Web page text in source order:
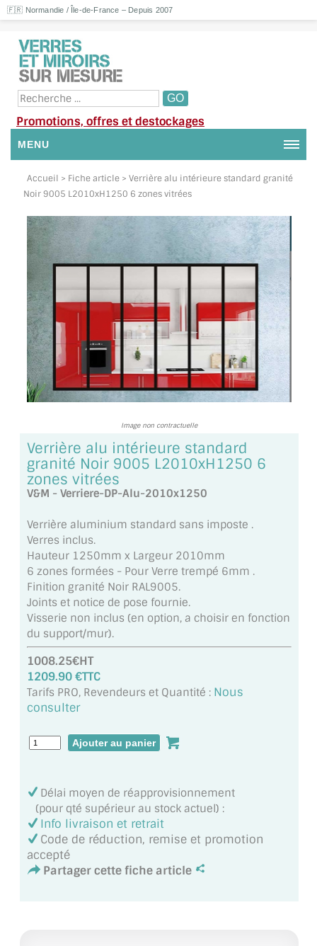
🇫🇷 Normandie / Île-de-France – Depuis 2007
Promotions, offres et destockages
MENU
NOUS CONTACTER
DEMANDE DE DEVIS
SUIVI DE DEVIS
SUIVI DE COMMANDE
TOUS LES TARIFS AU M2
GUIDE : CHOIX PAR UTILISATION
INSPIRATIONS ET NOUVEAUTÉS
AMBIANCE LAITON BROSSÉ
MIROIRS VIEILLIS AMBIANCE BRASSERIE
MIROIR SUR MESURE
MIROIR VIEILLI
MIROIR DÉCORATIF DE COULEUR
LOTS DE MIROIRS EN MOZAÏQUE
MIROIR POUR PORTE
MIROIR DE SALLE DE BAIN
MIROIR PAROI DE DOUCHE
MIROIR POUR SALLE DE SPORT
MIROIR POUR SALLE DE DANSE
MIROIR TV
VERRE SUR MESURE
VERRE EXTRACLAIR
Accueil > Fiche article > Verrière alu intérieure standard granité
Noir 9005 L2010xH1250 6 zones vitrées
Image non contractuelle
Verrière alu intérieure standard
granité Noir 9005 L2010xH1250 6
zones vitrées
V&M - Verriere-DP-Alu-2010x1250
Verrière aluminium standard sans imposte .
Verres inclus.
Hauteur 1250mm x Largeur 2010mm
6 zones formées - Pour Verre trempé 6mm .
Finition granité Noir RAL9005.
Joints et notice de pose fournie.
Visserie non inclus (en option, a choisir en fonction
du support/mur).
1008.25€HT
1209.90 €TTC
Tarifs PRO, Revendeurs et Quantité : Nous
consulter
Délai moyen de réapprovisionnement
(pour qté supérieur au stock actuel) :
Info livraison et retrait
Code de réduction, remise et promotion
accepté
Partager cette fiche article